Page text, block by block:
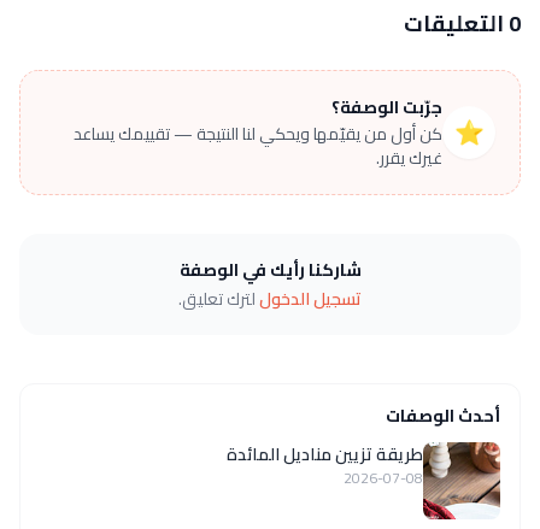
0 التعليقات
⭐
جرّبت الوصفة؟
كن أول من يقيّمها ويحكي لنا النتيجة — تقييمك يساعد
غيرك يقرر.
شاركنا رأيك في الوصفة
تسجيل الدخوللترك تعليق.
أحدث الوصفات
طريقة تزيين مناديل المائدة
2026-07-08